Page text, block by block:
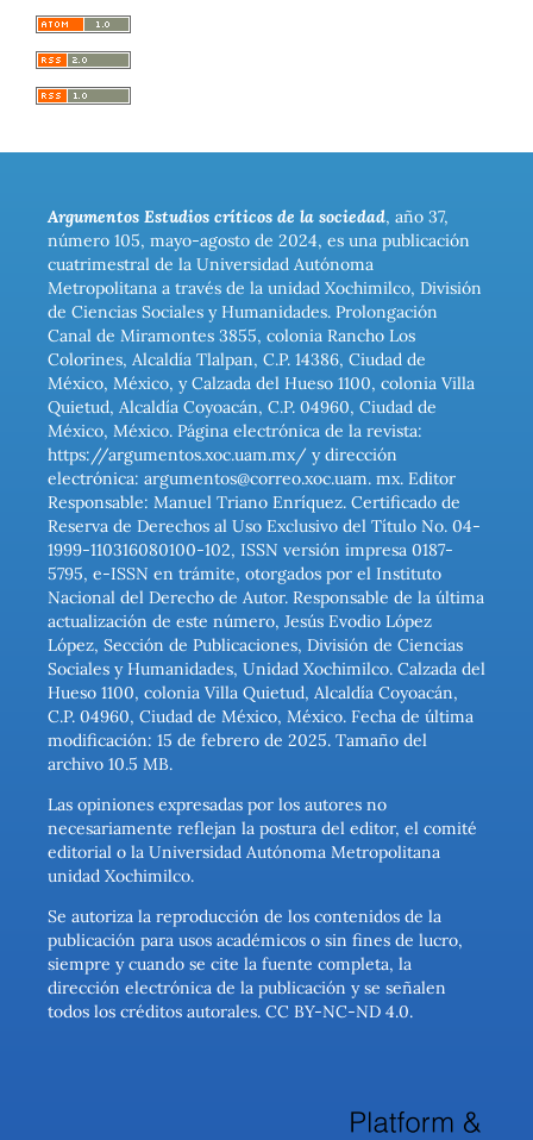
Argumentos Estudios críticos de la sociedad, año 37,
número 105, mayo-agosto de 2024, es una publicación
cuatrimestral de la Universidad Autónoma
Metropolitana a través de la unidad Xochimilco, División
de Ciencias Sociales y Humanidades. Prolongación
Canal de Miramontes 3855, colonia Rancho Los
Colorines, Alcaldía Tlalpan, C.P. 14386, Ciudad de
México, México, y Calzada del Hueso 1100, colonia Villa
Quietud, Alcaldía Coyoacán, C.P. 04960, Ciudad de
México, México. Página electrónica de la revista:
https://argumentos.xoc.uam.mx/ y dirección
electrónica: argumentos@correo.xoc.uam. mx. Editor
Responsable: Manuel Triano Enríquez. Certificado de
Reserva de Derechos al Uso Exclusivo del Título No. 04-
1999-110316080100-102, ISSN versión impresa 0187-
5795, e-ISSN en trámite, otorgados por el Instituto
Nacional del Derecho de Autor. Responsable de la última
actualización de este número, Jesús Evodio López
López, Sección de Publicaciones, División de Ciencias
Sociales y Humanidades, Unidad Xochimilco. Calzada del
Hueso 1100, colonia Villa Quietud, Alcaldía Coyoacán,
C.P. 04960, Ciudad de México, México. Fecha de última
modificación: 15 de febrero de 2025. Tamaño del
archivo 10.5 MB.
Las opiniones expresadas por los autores no
necesariamente reflejan la postura del editor, el comité
editorial o la Universidad Autónoma Metropolitana
unidad Xochimilco.
Se autoriza la reproducción de los contenidos de la
publicación para usos académicos o sin fines de lucro,
siempre y cuando se cite la fuente completa, la
dirección electrónica de la publicación y se señalen
todos los créditos autorales. CC BY-NC-ND 4.0.